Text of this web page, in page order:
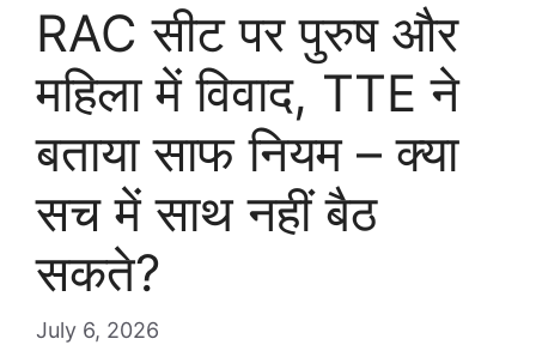
RAC सीट पर पुरुष और
महिला में विवाद, TTE ने
बताया साफ नियम – क्या
सच में साथ नहीं बैठ
सकते?
July 6, 2026